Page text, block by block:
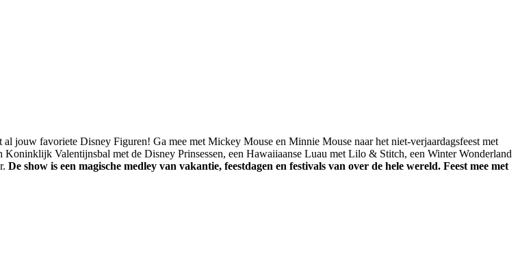
al jouw favoriete Disney Figuren! Ga mee met Mickey Mouse en Minnie Mouse naar het niet-verjaardagsfeest met
Valentijnsbal met de Disney Prinsessen, een Hawaiiaanse Luau met Lilo & Stitch, een Winter Wonderland
De show is een magische medley van vakantie, feestdagen en festivals van over de hele wereld. Feest mee met